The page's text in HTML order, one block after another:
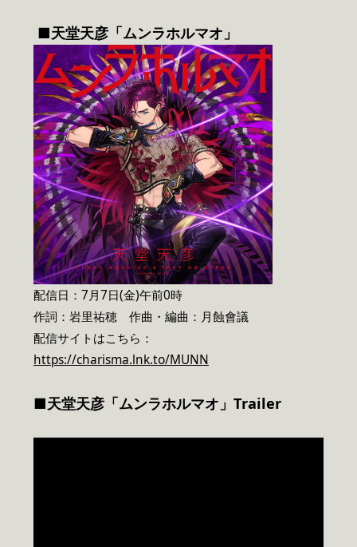
■天堂天彦「ムンラホルマオ」
配信日：7月7日(金)午前0時
作詞：岩里祐穂 作曲・編曲：月蝕會議
配信サイトはこちら：
https://charisma.lnk.to/MUNN
■天堂天彦「ムンラホルマオ」Trailer